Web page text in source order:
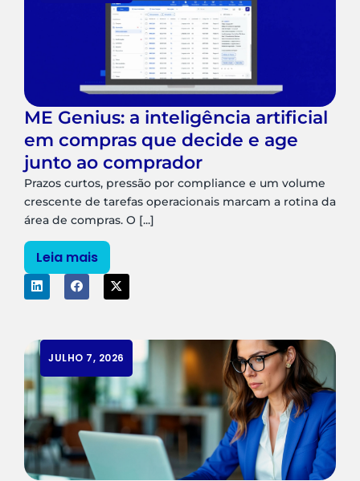
ME Genius: a inteligência artificial
em compras que decide e age
junto ao comprador
Prazos curtos, pressão por compliance e um volume
crescente de tarefas operacionais marcam a rotina da
área de compras. O [...]
Leia mais
JULHO 7, 2026